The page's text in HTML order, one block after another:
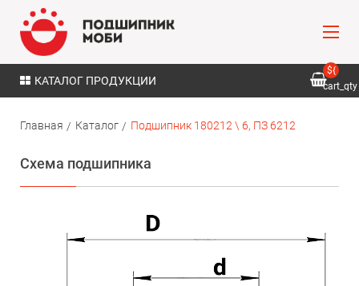
КАТАЛОГ ПРОДУКЦИИ
${
cart_qty
Главная Каталог Подшипник 180212 \ 6, ПЗ 6212
Схема подшипника